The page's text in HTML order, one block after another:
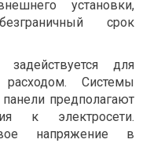
установки,
срок
задействуется для
Системы
предполагают
к электросети.
напряжение в